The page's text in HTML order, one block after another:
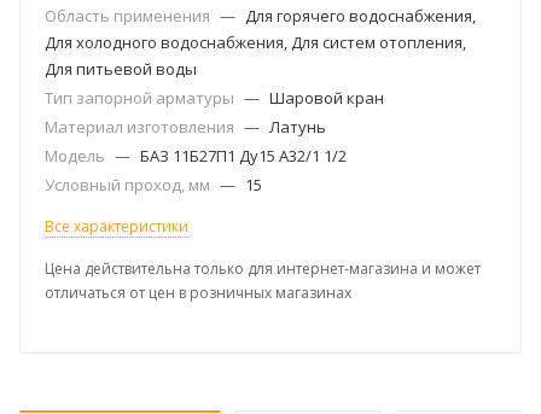
Область применения — Для горячего водоснабжения,
Для холодного водоснабжения, Для систем отопления,
Для питьевой воды
Тип запорной арматуры — Шаровой кран
Материал изготовления — Латунь
Модель — БАЗ 11Б27П1 Ду15 А32/1 1/2
Условный проход, мм — 15
Все характеристики
Цена действительна только для интернет-магазина и может
отличаться от цен в розничных магазинах